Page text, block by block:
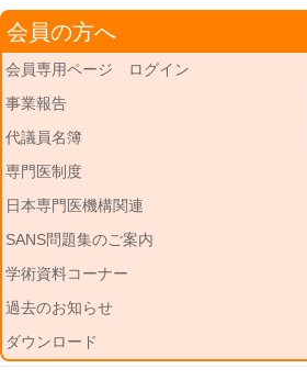
会員の方へ
会員専用ページ ログイン
事業報告
代議員名簿
専門医制度
日本専門医機構関連
SANS問題集のご案内
学術資料コーナー
過去のお知らせ
ダウンロード